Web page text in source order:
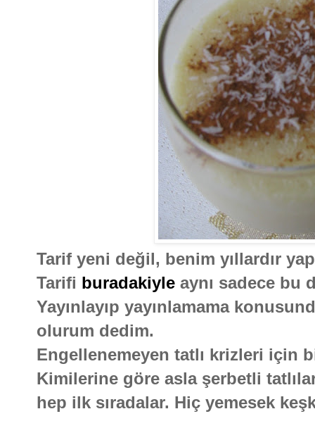
Tarif yeni değil, benim yıllardır
Tarifi buradakiyle aynı sadece bu
Yayınlayıp yayınlamama
olurum dedim.
Engellenemeyen tatlı krizleri için
Kimilerine göre asla şerbetli
hep ilk sıradalar. Hiç yemesek